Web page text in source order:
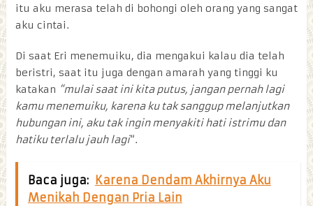
itu aku merasa telah di bohongi oleh orang yang sangat
aku cintai.
Di saat Eri menemuiku, dia mengakui kalau dia telah
beristri, saat itu juga dengan amarah yang tinggi ku
katakan “mulai saat ini kita putus, jangan pernah lagi
kamu menemuiku, karena ku tak sanggup melanjutkan
hubungan ini, aku tak ingin menyakiti hati istrimu dan
hatiku terlalu jauh lagi“.
Baca juga:
Karena Dendam Akhirnya Aku
Menikah Dengan Pria Lain